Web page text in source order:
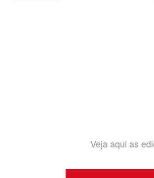
Veja aqui as